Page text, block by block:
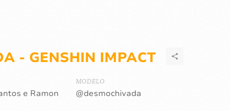
- GENSHIN IMPACT
e Ramon
MODELO
@desmochivada